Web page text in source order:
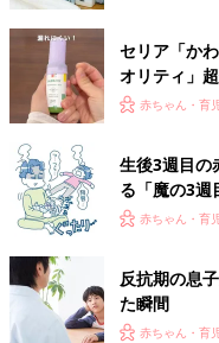
セリア「か
オリティ」
赤ちゃん・育
生後3週目の
る「魔の3週
本当？【専門
赤ちゃん・育
反抗期の息
た瞬間
赤ちゃん・育